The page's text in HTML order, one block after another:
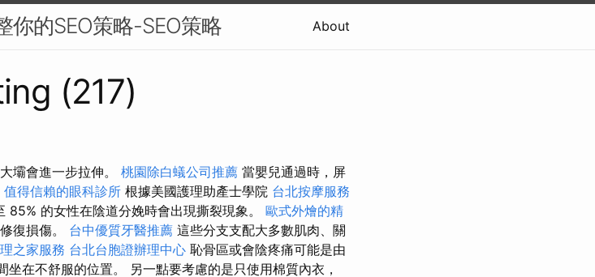
你的SEO策略-SEO策略 About
(217)
壩會進一步拉伸。 桃園除白蟻公司推薦 當嬰兒通過時，屏
值得信賴的眼科診所 根據美國護理助產士學院 台北按摩服務
85% 的女性在陰道分娩時會出現撕裂現象。 歐式外燴的精
復損傷。 台中優質牙醫推薦 這些分支支配大多數肌肉、關
之家服務 台北台胞證辦理中心 恥骨區或會陰疼痛可能是由
在不舒服的位置。 另一點要考慮的是只使用棉質內衣，